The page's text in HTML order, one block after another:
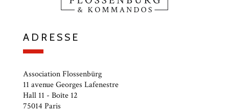
ADRESSE
Association Flossenbürg
11 avenue Georges Lafenestre
Hall 11 - Boîte 12
75014 Paris